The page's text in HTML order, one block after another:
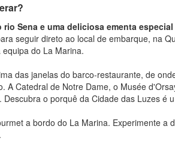
Sena e uma deliciosa ementa especial
seguir direto ao local de embarque, na
do La Marina.
das janelas do barco-restaurante, de
A Catedral de Notre Dame, o Musée
Descubra o porquê da Cidade das Luzes é
a bordo do La Marina. Experimente